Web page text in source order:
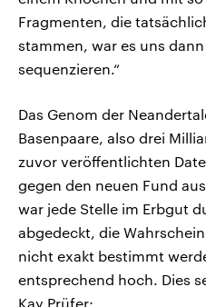
Fragmenten, die
stammen, war es uns
sequenzieren.“
Das Genom der
Basenpaare, also drei
zuvor veröffentlichten
gegen den neuen Fund
war jede Stelle im Erbgut
abgedeckt, die
nicht exakt bestimmt
entsprechend hoch. Dies
Kay Prüfer: